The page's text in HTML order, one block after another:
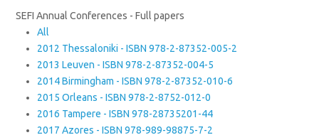
SEFI Annual Conferences - Full papers
All
2012 Thessaloniki - ISBN 978-2-87352-005-2
2013 Leuven - ISBN 978-2-87352-004-5
2014 Birmingham - ISBN 978-2-87352-010-6
2015 Orleans - ISBN 978-2-8752-012-0
2016 Tampere - ISBN 978-28735201-44
2017 Azores - ISBN 978-989-98875-7-2